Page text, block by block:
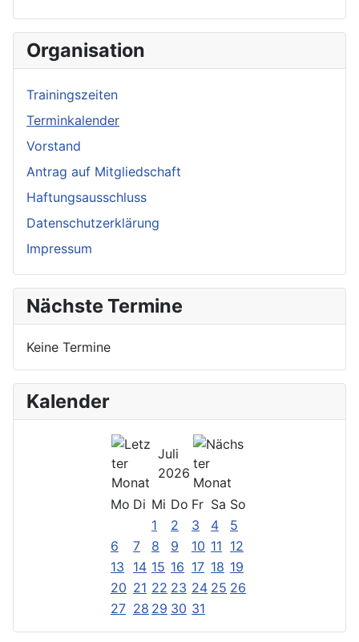
Organisation
Trainingszeiten
Terminkalender
Vorstand
Antrag auf Mitgliedschaft
Haftungsausschluss
Datenschutzerklärung
Impressum
Nächste Termine
Keine Termine
Kalender
Juli
2026
Mo Di Mi Do Fr Sa So
1
2 3 4
5
6
7 8 9 10 11 12
13
14 15 16 17 18 19
20 21 22 23 24 25 26
27 28 29 30 31